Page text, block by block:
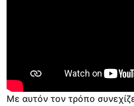
Με αυτόν τον τρόπο